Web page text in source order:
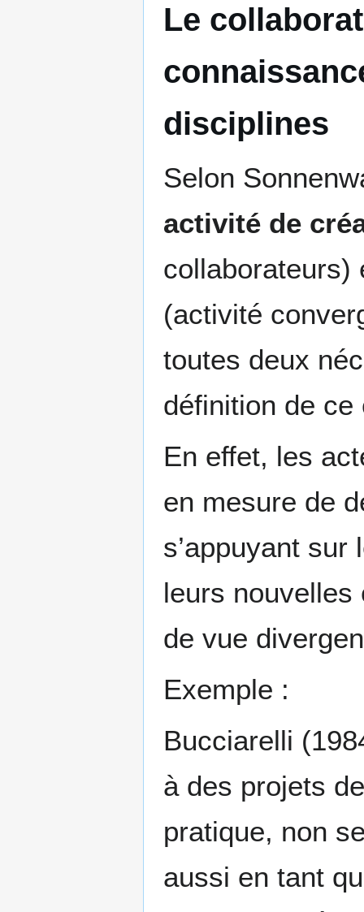
Le
disciplines
Selon
activité de
collaborateurs)
(activité
toutes deux
définition de ce
En effet, les
en mesure de
s’appuyant
leurs
de vue
Exemple :
Bucciarelli
à des projets
pratique, non
aussi en tant